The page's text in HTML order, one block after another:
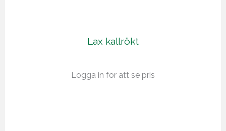
Lax kallrökt
Logga in för att se pris